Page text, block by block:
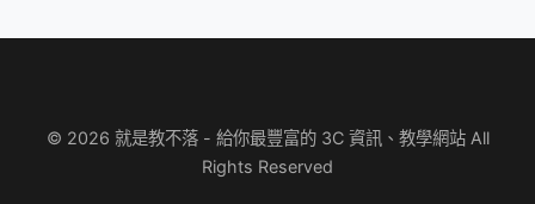
© 2026 就是教不落 - 給你最豐富的 3C 資訊、教學網站 All
Rights Reserved